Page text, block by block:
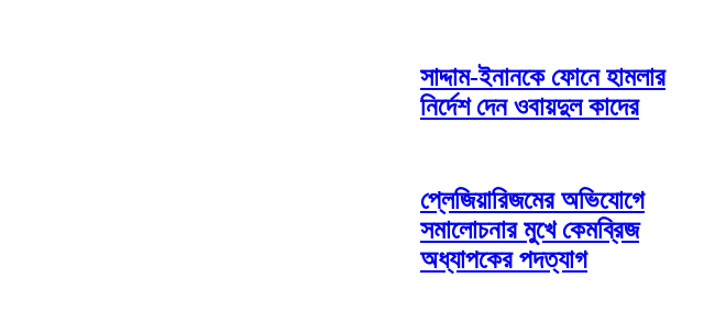
সাদ্দাম-ইনানকে ফোনে হামলার
নির্দেশ দেন ওবায়দুল কাদের
প্লেজিয়ারিজমের অভিযোগে
সমালোচনার মুখে কেমব্রিজ
অধ্যাপকের পদত্যাগ